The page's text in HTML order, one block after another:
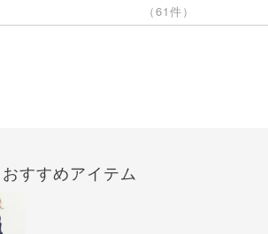
（61件）
おすすめアイテム